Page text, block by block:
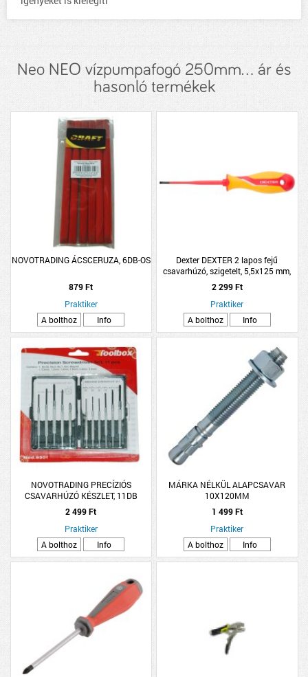
Neo NEO vízpumpafogó 250mm... ár és
hasonló termékek
NOVOTRADING ÁCSCERUZA, 6DB-OS
879 Ft
Praktiker
A bolthoz
Info
Dexter DEXTER 2 lapos fejű
csavarhúzó, szigetelt, 5,5x125 mm,
VDE
2 299 Ft
Praktiker
A bolthoz
Info
NOVOTRADING PRECÍZIÓS
CSAVARHÚZÓ KÉSZLET, 11DB
2 499 Ft
Praktiker
A bolthoz
Info
MÁRKA NÉLKÜL ALAPCSAVAR
10X120MM
1 499 Ft
Praktiker
A bolthoz
Info